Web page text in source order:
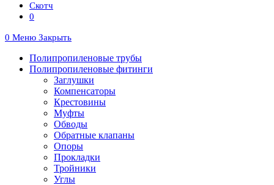
Скотч
0
0 Меню Закрыть
Полипропиленовые трубы
Полипропиленовые фитинги
Заглушки
Компенсаторы
Крестовины
Муфты
Обводы
Обратные клапаны
Опоры
Прокладки
Тройники
Углы